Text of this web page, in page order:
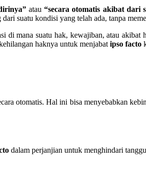
atau“secara otomatis akibat dari
suatu kondisi yang telah ada, tanpa
di mana suatu hak, kewajiban, atau
haknya untuk menjabat ipso facto
otomatis. Hal ini bisa menyebabkan
dalam perjanjian untuk menghindari